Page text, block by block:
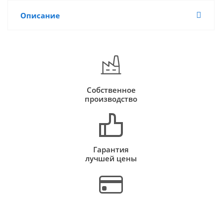
Описание
Собственное
производство
Гарантия
лучшей цены